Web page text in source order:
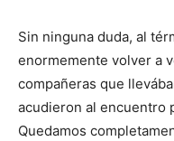
Sin ninguna duda, al
enormemente volver a
compañeras que
acudieron al encuentro
Quedamos